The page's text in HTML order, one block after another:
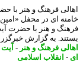
فرهنگ و هنر با حضرت
ای در محفل «امین و
و هنر با حضرت آیت
به گزارش خبرگزرای ...
فرهنگ و هنر-آیت
انقلاب اسلامی